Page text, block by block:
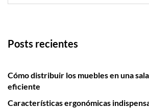
Posts recientes
Cómo distribuir los muebles en una
eficiente
Características ergonómicas